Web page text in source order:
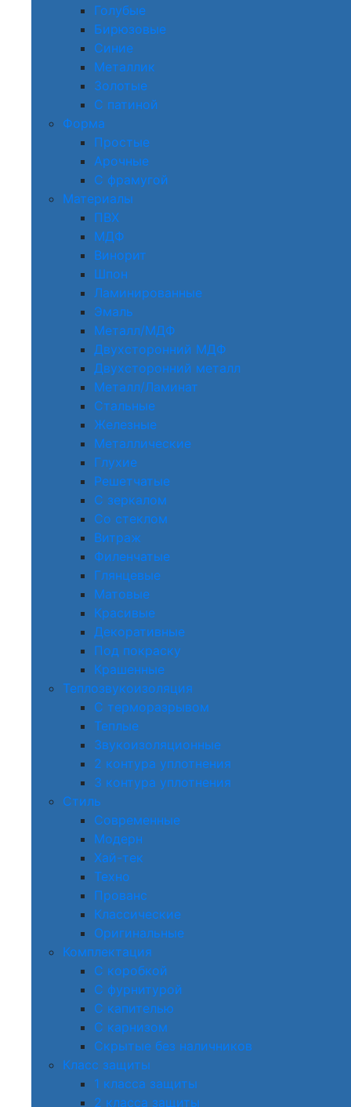
Голубые
Бирюзовые
Синие
Металлик
Золотые
С патиной
Форма
Простые
Арочные
С фрамугой
Материалы
ПВХ
МДФ
Винорит
Шпон
Ламинированные
Эмаль
Металл/МДФ
Двухсторонний МДФ
Двухсторонний металл
Металл/Ламинат
Стальные
Железные
Металлические
Глухие
Решетчатые
С зеркалом
Со стеклом
Витраж
Филенчатые
Глянцевые
Матовые
Красивые
Декоративные
Под покраску
Крашенные
Теплозвукоизоляция
С терморазрывом
Теплые
Звукоизоляционные
2 контура уплотнения
3 контура уплотнения
Стиль
Современные
Модерн
Хай-тек
Техно
Прованс
Классические
Оригинальные
Комплектация
С коробкой
С фурнитурой
С капителью
С карнизом
Скрытые без наличников
Класс защиты
1 класса защиты
2 класса защиты